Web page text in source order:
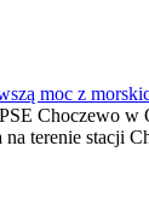
moc z
Choczewo
terenie stacji